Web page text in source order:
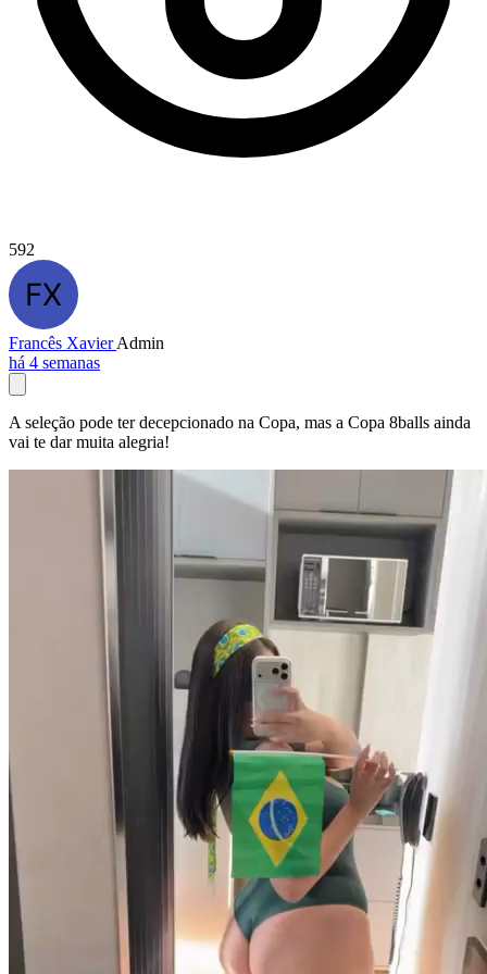
592
Francês XavierAdmin
há 4 semanas
A seleção pode ter decepcionado na Copa, mas a Copa 8balls ainda
vai te dar muita alegria!